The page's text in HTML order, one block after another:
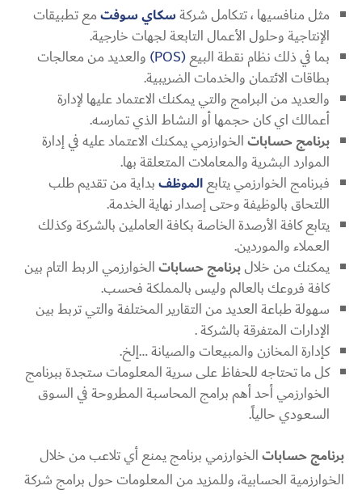
مثل منافسيها ، تتكامل شركةسكاي سوفتمع تطبيقات
الإنتاجية وحلول الأعمال التابعة لجهات خارجية.
بما في ذلك نظام نقطة البيع(POS)
والعديد من معالجات
بطاقات الائتمان والخدمات الضريبية.
والعديد من البرامج والتي يمكنك الاعتماد عليها لإدارة
أعمالك اي كان حجمها أو النشاط الذي تمارسه.
برنامج حساباتالخوارزمي يمكنك الاعتماد عليه في إدارة
الموارد البشرية والمعاملات المتعلقة بها.
فبرنامج الخوارزمي يتابعالموظفبداية من تقديم طلب
اللتحاق بالوظيفة وحتى إصدار نهاية الخدمة.
يتابع كافة الأرصدة الخاصة بكافة العاملين بالشركة وكذلك
العملاء والموردين.
يمكنك من خلالبرنامج حساباتالخوارزمي الربط التام بين
كافة فروعك بالعالم وليس بالمملكة فحسب.
سهولة طباعة العديد من التقارير المختلفة والتي تربط بين
الإدارات المتفرقة بالشركة .
كإدارة المخازن والمبيعات والصيانة …إلخ.
كل ما تحتاجه للحفاظ على سرية المعلومات ستجدة ببرنامج
الخوارزمي أحد أهم برامج المحاسبة المطروحة في السوق
السعودي حالياً.
برنامج حساباتالخوارزمي برنامج يمنع أي تلاعب من خلال
الخوارزمية الحسابية، وللمزيد من المعلومات حول برامج شركة